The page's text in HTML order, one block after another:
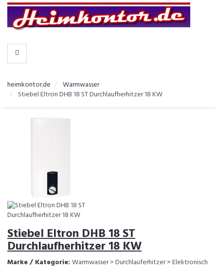
KATEGORIEN
heimkontor.de
Warmwasser
Stiebel Eltron DHB 18 ST Durchlaufherhitzer 18 KW
Stiebel Eltron DHB 18 ST
Durchlaufherhitzer 18 KW
Marke / Kategorie: Warmwasser > Durchlauferhitzer > Elektronisch